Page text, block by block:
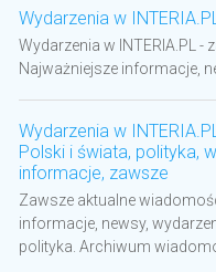
Wydarzenia w
Wydarzenia w INTERIA.PL -
Najważniejsze informacje,
Wydarzenia w
Polski i świata, polityka,
informacje, zawsze
Zawsze aktualne
informacje, newsy,
polityka. Archiwum